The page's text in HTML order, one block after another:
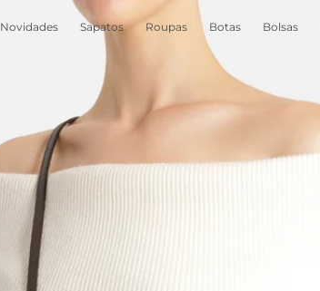
Novidades Sapatos Roupas Botas Bolsas